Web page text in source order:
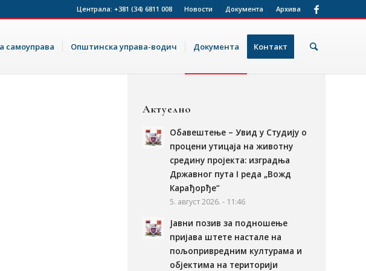
Новости Документа Архива
Централа: +381 (34) 6811 008
самоуправа Општинска управа-водич Документа Контакт
Актуелно
Обавештење – Увид у Студију о
процени утицаја на животну
средину пројекта: изградња
Државног пута I реда „Вожд
Карађорђе“
5. август 2026. - 11:46
Јавни позив за подношење
пријава штете настале на
пољопривредним културама и
објектима на територији